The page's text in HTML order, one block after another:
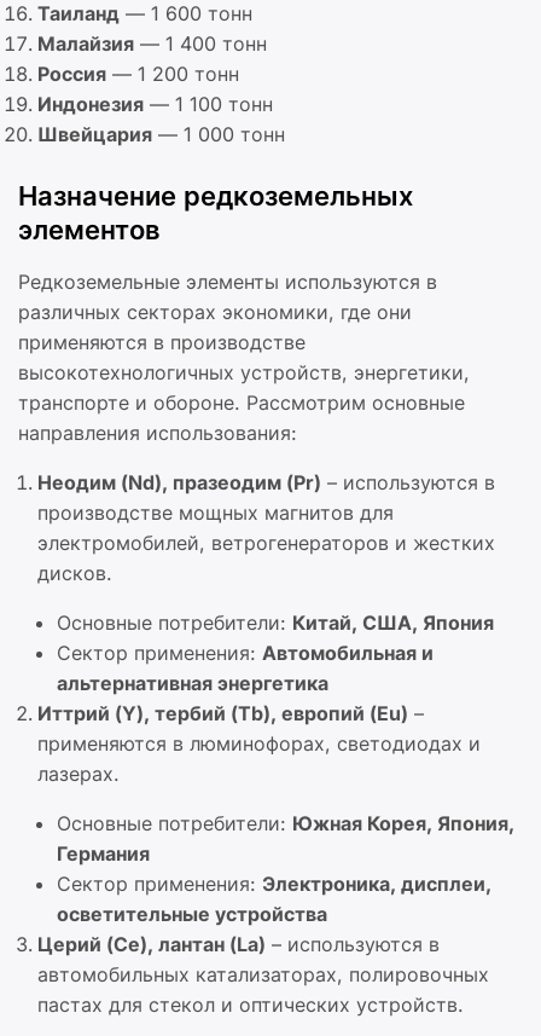
Таиланд — 1 600 тонн
Малайзия — 1 400 тонн
Россия — 1 200 тонн
Индонезия — 1 100 тонн
Швейцария — 1 000 тонн
Назначение редкоземельных
элементов
Редкоземельные элементы используются в
различных секторах экономики, где они
применяются в производстве
высокотехнологичных устройств, энергетики,
транспорте и обороне. Рассмотрим основные
направления использования:
Неодим (Nd), празеодим (Pr) – используются в
производстве мощных магнитов для
электромобилей, ветрогенераторов и жестких
дисков.
Основные потребители: Китай, США, Япония
Сектор применения: Автомобильная и
альтернативная энергетика
Иттрий (Y), тербий (Tb), европий (Eu) –
применяются в люминофорах, светодиодах и
лазерах.
Основные потребители: Южная Корея, Япония,
Германия
Сектор применения: Электроника, дисплеи,
осветительные устройства
Церий (Ce), лантан (La) – используются в
автомобильных катализаторах, полировочных
пастах для стекол и оптических устройств.